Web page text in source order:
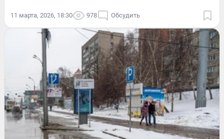
11 марта, 2026, 18:30 978 Обсудить